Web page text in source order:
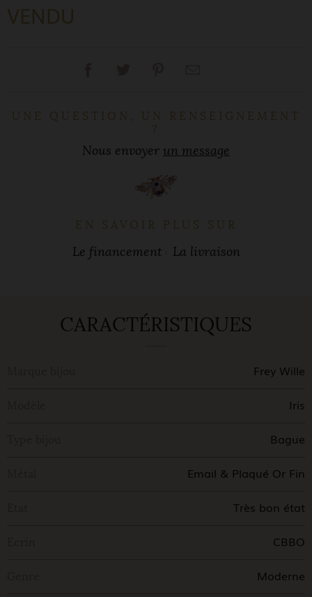
VENDU
UNE QUESTION, UN RENSEIGNEMENT
?
Nous envoyer un message
EN SAVOIR PLUS SUR
Le financement La livraison
CARACTÉRISTIQUES
Frey Wille
Iris
Bague
Email & Plaqué Or Fin
Très bon état
CBBO
Moderne